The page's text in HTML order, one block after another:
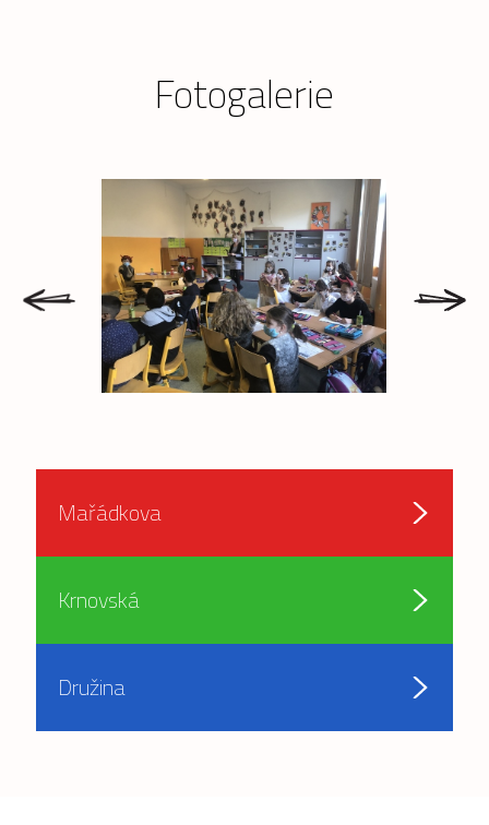
Fotogalerie
Mařádkova
Krnovská
Družina